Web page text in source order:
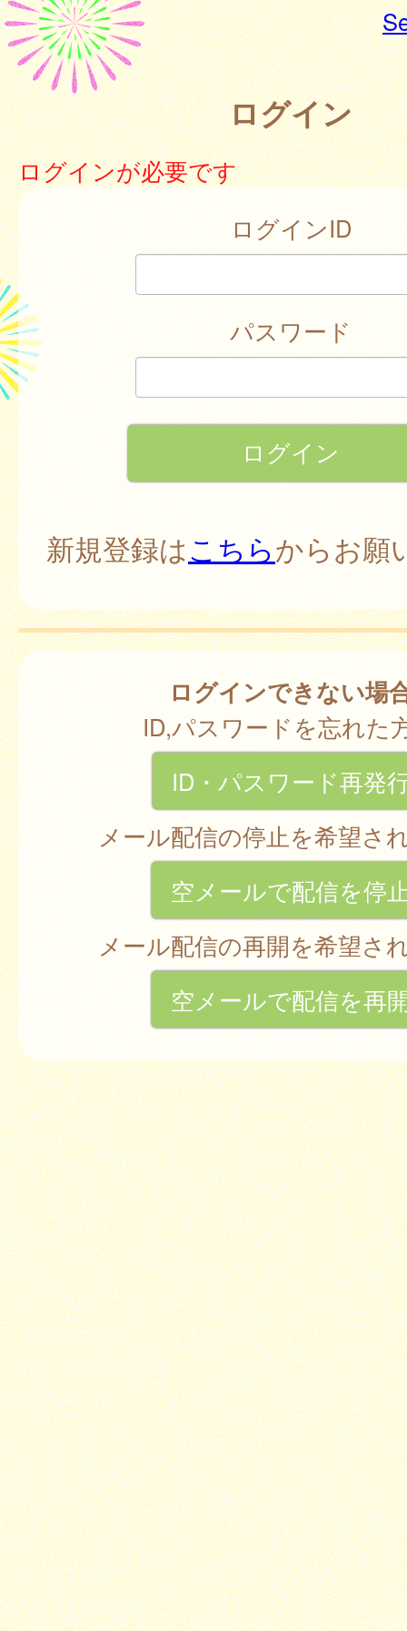
ログイン
ログインが必要です
ログインID
パスワード
新規登録はこちらからお願
ログインできない場
ID,パスワードを忘れた
ID・パスワード再発
メール配信の停止を希望さ
空メールで配信を停
メール配信の再開を希望さ
空メールで配信を再